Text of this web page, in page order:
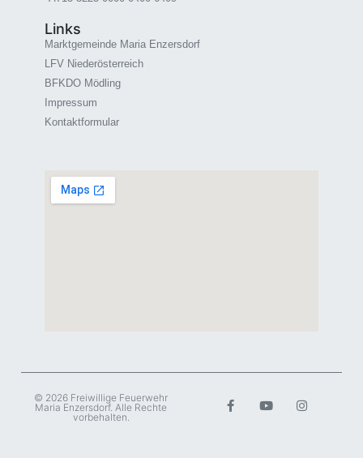
Links
Marktgemeinde Maria Enzersdorf
LFV Niederösterreich
BFKDO Mödling
Impressum
Kontaktformular
© 2026 Freiwillige Feuerwehr
Maria Enzersdorf. Alle Rechte
vorbehalten.